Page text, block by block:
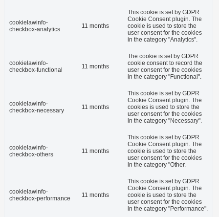
cookielawinfo-
checkbox-analytics
11 months
This cookie is set by GDPR
Cookie Consent plugin. The
cookie is used to store the
user consent for the cookies
in the category "Analytics".
cookielawinfo-
checkbox-functional
11 months
The cookie is set by GDPR
cookie consent to record the
user consent for the cookies
in the category "Functional".
cookielawinfo-
checkbox-necessary
11 months
This cookie is set by GDPR
Cookie Consent plugin. The
cookies is used to store the
user consent for the cookies
in the category "Necessary".
cookielawinfo-
checkbox-others
11 months
This cookie is set by GDPR
Cookie Consent plugin. The
cookie is used to store the
user consent for the cookies
in the category "Other.
cookielawinfo-
checkbox-performance
11 months
This cookie is set by GDPR
Cookie Consent plugin. The
cookie is used to store the
user consent for the cookies
in the category "Performance".